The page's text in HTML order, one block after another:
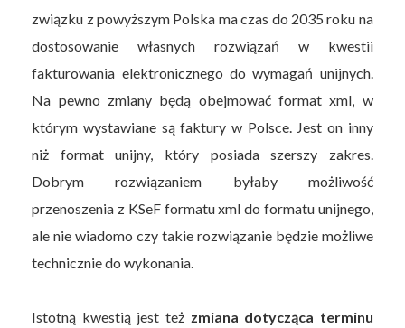
związku z powyższym Polska ma czas do 2035 roku na
dostosowanie własnych rozwiązań w kwestii
fakturowania elektronicznego do wymagań unijnych.
Na pewno zmiany będą obejmować format xml, w
którym wystawiane są faktury w Polsce. Jest on inny
niż format unijny, który posiada szerszy zakres.
Dobrym rozwiązaniem byłaby możliwość
przenoszenia z KSeF formatu xml do formatu unijnego,
ale nie wiadomo czy takie rozwiązanie będzie możliwe
technicznie do wykonania.
Istotną kwestią jest też zmiana dotycząca terminu